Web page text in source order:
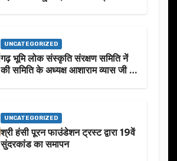
UNCATEGORIZED
गढ़ भूमि लोक संस्कृति संरक्षण समिति नें
की समिति के अध्यक्ष आशाराम व्यास जी के
UNCATEGORIZED
श्री हंसी पूरन फाउंडेशन ट्रस्ट द्वारा 19वें
सुंदरकांड का समापन